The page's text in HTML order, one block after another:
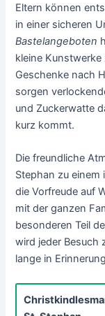
Eltern können
in einer sicheren
Bastelangeboten
kleine
Geschenke nach
sorgen
und Zuckerwatte
kurz kommt.
Die freundliche
Stephan zu einem
die Vorfreude auf
mit der ganzen
besonderen Teil
wird jeder Besuch
lange in